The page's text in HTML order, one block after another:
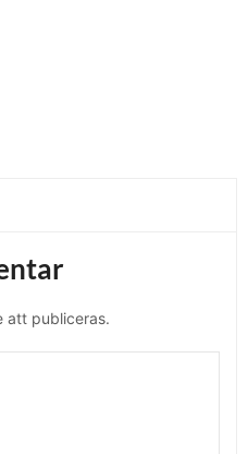
att publiceras.